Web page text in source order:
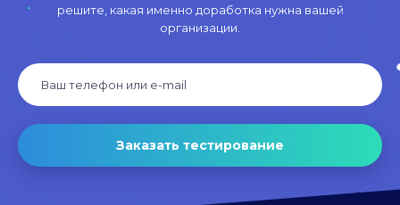
решите, какая именно доработка нужна вашей
организации.
Заказать тестирование